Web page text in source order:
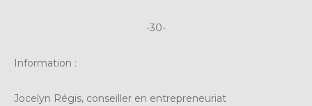
-30-
Information :
Jocelyn Régis, conseiller en entrepreneuriat